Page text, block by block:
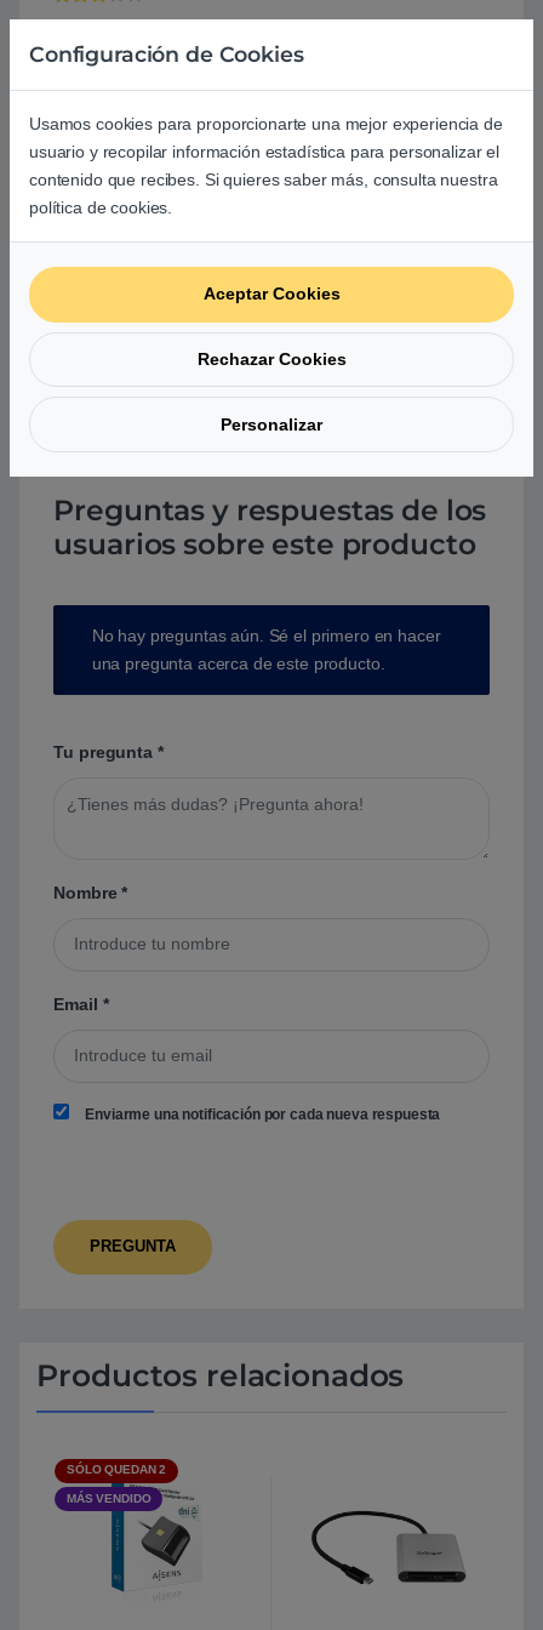
Agrega una reseña
Debes accederpara publicar una valoración.
Aún no hay reseñas.
Preguntas y respuestas de los
usuarios sobre este producto
No hay preguntas aún. Sé el primero en hacer
una pregunta acerca de este producto.
Tu pregunta *
Nombre*
Email *
Enviarme una notificación por cada nueva respuesta
Productos relacionados
SÓLO QUEDAN 2
MÁS VENDIDO
Configuración de Cookies
Usamos cookies para proporcionarte una mejor experiencia de
usuario y recopilar información estadística para personalizar el
contenido que recibes. Si quieres saber más, consulta nuestra
política de cookies.
Aceptar Cookies
Rechazar Cookies
Personalizar